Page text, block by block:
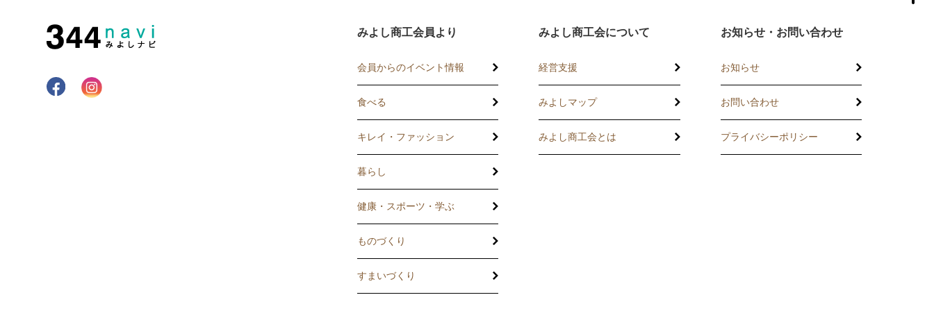
みよし商工会員より
会員からのイベント情報
食べる
キレイ・ファッション
暮らし
健康・スポーツ・学ぶ
ものづくり
すまいづくり
みよし商工会について
経営支援
講習会
記帳相談指導
みよしマップ
みよし商工会とは
お知らせ・お問い合わせ
お知らせ
お問い合わせ
プライバシーポリシー